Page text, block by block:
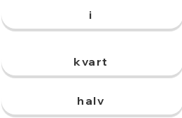
i
kvart
halv